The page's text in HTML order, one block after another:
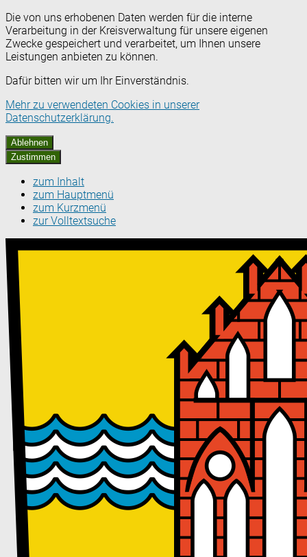
Die von uns erhobenen Daten werden für die interne
Verarbeitung in der Kreisverwaltung für unsere eigenen
Zwecke gespeichert und verarbeitet, um Ihnen unsere
Leistungen anbieten zu können.
Dafür bitten wir um Ihr Einverständnis.
Mehr zu verwendeten Cookies in unserer
Datenschutzerklärung.
Ablehnen
Zustimmen
zum Inhalt
zum Hauptmenü
zum Kurzmenü
zur Volltextsuche